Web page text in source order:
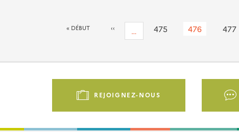
PREMIÈRE
« DÉBUT
PAGE
PRÉCÉDENTE
‹‹ … Page
475
Page
476 Page
477
Pied
REJOIGNEZ-NOUS